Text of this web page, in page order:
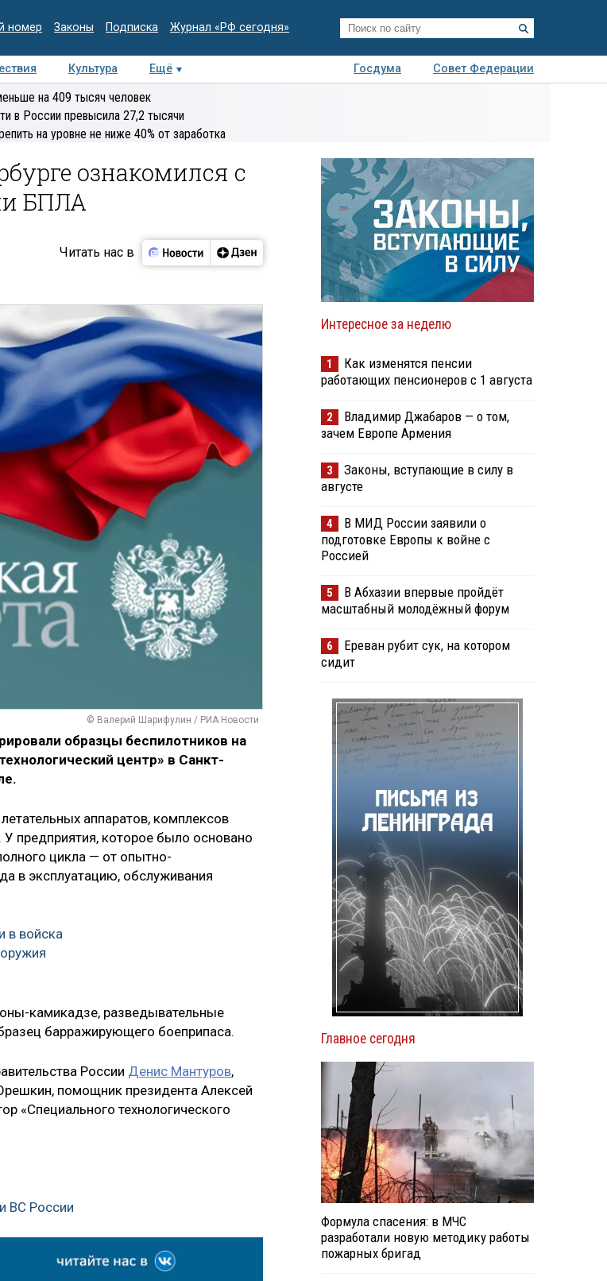
номер Законы Подписка Журнал «РФ сегодня»
Культура Ещё Госдума
Совет Федерации
Интервью Колумнисты
на 409 тысяч человек
в России превысила 27,2 тысячи
на уровне не ниже 40% от заработка
ознакомился с
БПЛА
Читать нас в
© Валерий Шарифулин / РИА Новости
образцы беспилотников на
центр» в Санкт-
аппаратов, комплексов
предприятия, которое было основано
цикла — от опытно-
в эксплуатацию, обслуживания
в войска
камикадзе, разведывательные
барражирующего боеприпаса.
России Денис Мантуров,
помощник президента Алексей
«Специального технологического
ВС России
Интересное за неделю
1
Как изменятся пенсии
работающих пенсионеров с 1 августа
2
Владимир Джабаров — о том,
зачем Европе Армения
3
Законы, вступающие в силу в
августе
4
В МИД России заявили о
подготовке Европы к войне с
Россией
5
В Абхазии впервые пройдёт
масштабный молодёжный форум
6
Ереван рубит сук, на котором
сидит
Главное сегодня
Формула спасения: в МЧС
разработали новую методику работы
пожарных бригад